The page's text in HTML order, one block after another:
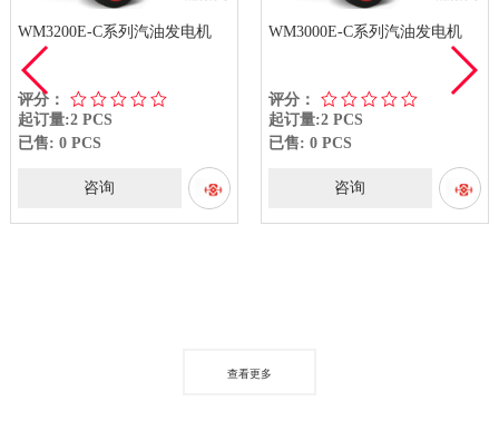
WM3200E-C系列汽油发电机
评分：
起订量:2 PCS
已售: 0 PCS
咨询
WM3000E-C系列汽油发电机
评分：
起订量:2 PCS
已售: 0 PCS
咨询
查看更多